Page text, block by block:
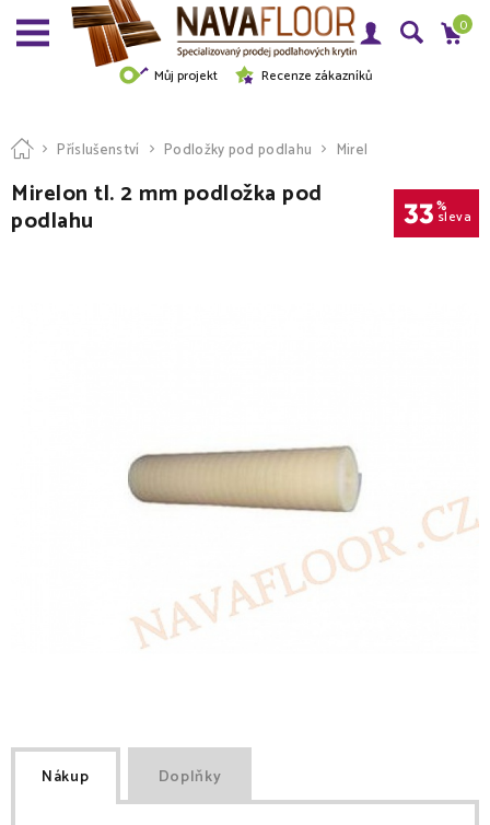
Můj projekt Recenze zákazníků
0
Příslušenství Podložky pod podlahu Mirel
Mirelon tl. 2 mm podložka pod
podlahu 33 %
sleva
Nákup Doplňky